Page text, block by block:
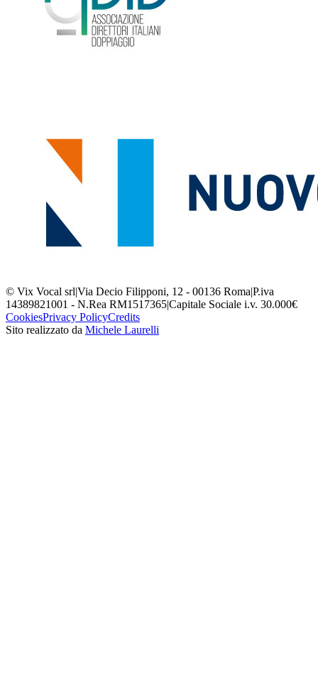
© Vix Vocal srl|Via Decio Filipponi, 12 - 00136 Roma|P.iva
14389821001 - N.Rea RM1517365|Capitale Sociale i.v. 30.000€
CookiesPrivacy PolicyCredits
Sito realizzato da Michele Laurelli